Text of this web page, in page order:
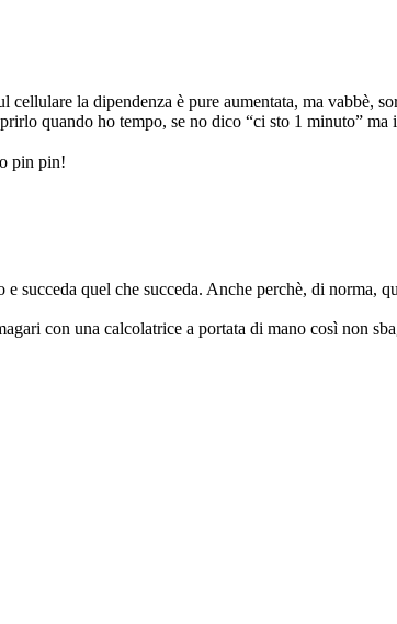
cellulare la dipendenza è pure aumentata, ma vabbè,
quando ho tempo, se no dico “ci sto 1 minuto” ma
pin pin!
succeda quel che succeda. Anche perchè, di norma,
con una calcolatrice a portata di mano così non